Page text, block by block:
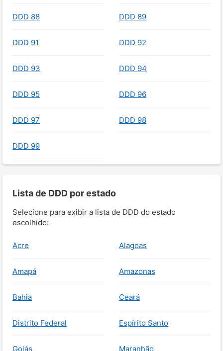
DDD 88 DDD 89
DDD 91 DDD 92
DDD 93 DDD 94
DDD 95 DDD 96
DDD 97 DDD 98
DDD 99
Lista de DDD por estado
Selecione para exibir a lista de DDD do estado
escolhido:
Acre Alagoas
Amapá Amazonas
Bahia Ceará
Distrito Federal Espírito Santo
Goiás Maranhão